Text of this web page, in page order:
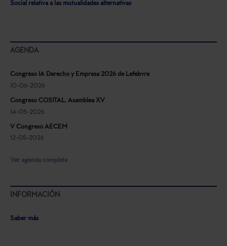
Social relativa a las mutualidades alternativas
AGENDA
Congreso IA Derecho y Empresa 2026 de Lefebvre
10-06-2026
Congreso COSITAL. Asamblea XV
14-05-2026
V Congreso AECEM
12-05-2026
Ver agenda completa
INFORMACIÓN
Saber más